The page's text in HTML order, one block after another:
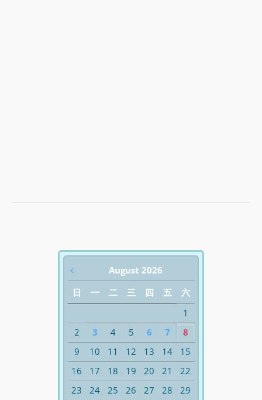
August 2026
﹤
日
一 二 三 四 五
六
1
2
3 4 5 6 7
8
9
10 11 12 13 14
15
16
17 18 19 20 21
22
23
24 25 26 27 28 29